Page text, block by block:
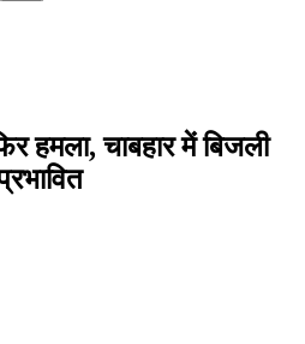
हमला, चाबहार में बिजली